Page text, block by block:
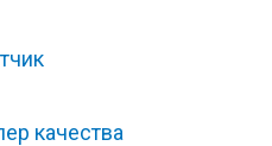
качества